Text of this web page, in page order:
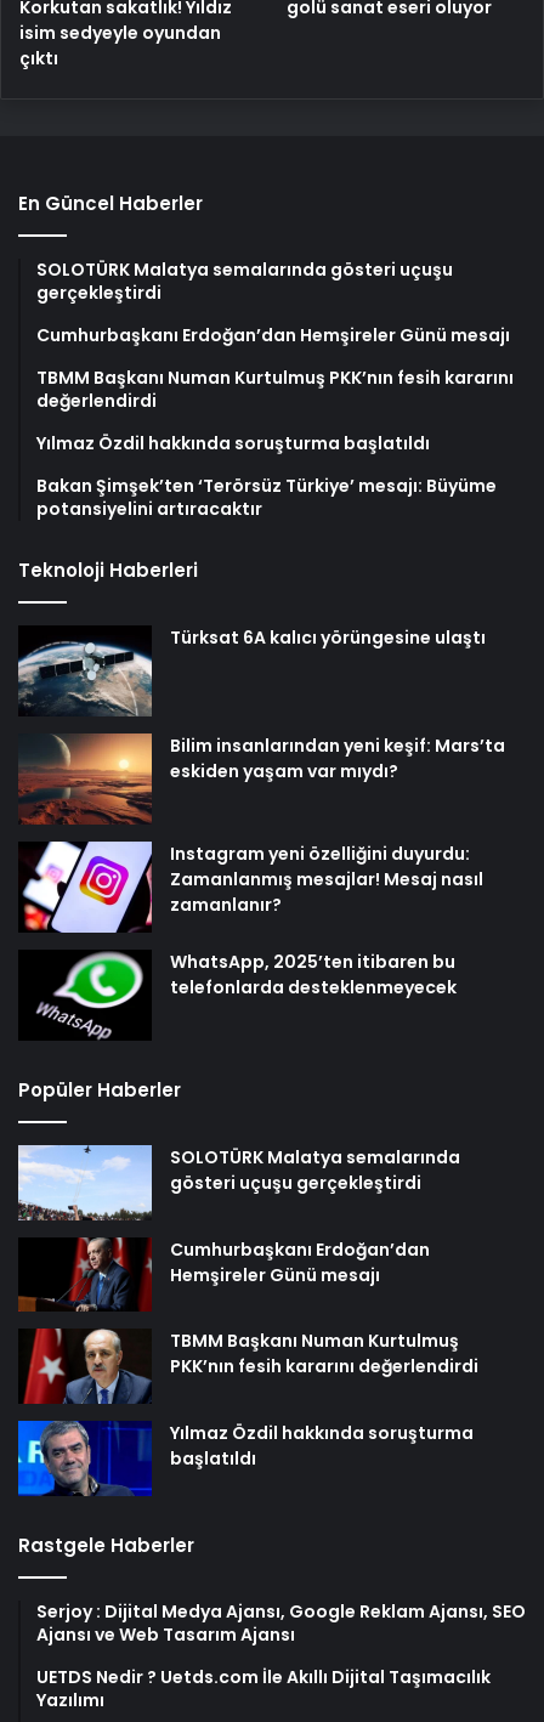
Korkutan sakatlık! Yıldız
isim sedyeyle oyundan
çıktı
golü sanat eseri oluyor
En Güncel Haberler
SOLOTÜRK Malatya semalarında gösteri uçuşu
gerçekleştirdi
Cumhurbaşkanı Erdoğan’dan Hemşireler Günü mesajı
TBMM Başkanı Numan Kurtulmuş PKK’nın fesih kararını
değerlendirdi
Yılmaz Özdil hakkında soruşturma başlatıldı
Bakan Şimşek’ten ‘Terörsüz Türkiye’ mesajı: Büyüme
potansiyelini artıracaktır
Teknoloji Haberleri
Türksat 6A kalıcı yörüngesine ulaştı
Bilim insanlarından yeni keşif: Mars’ta
eskiden yaşam var mıydı?
Instagram yeni özelliğini duyurdu:
Zamanlanmış mesajlar! Mesaj nasıl
zamanlanır?
WhatsApp, 2025’ten itibaren bu
telefonlarda desteklenmeyecek
Popüler Haberler
SOLOTÜRK Malatya semalarında
gösteri uçuşu gerçekleştirdi
Cumhurbaşkanı Erdoğan’dan
Hemşireler Günü mesajı
TBMM Başkanı Numan Kurtulmuş
PKK’nın fesih kararını değerlendirdi
Yılmaz Özdil hakkında soruşturma
başlatıldı
Rastgele Haberler
Serjoy : Dijital Medya Ajansı, Google Reklam Ajansı, SEO
Ajansı ve Web Tasarım Ajansı
UETDS Nedir ? Uetds.com İle Akıllı Dijital Taşımacılık
Yazılımı